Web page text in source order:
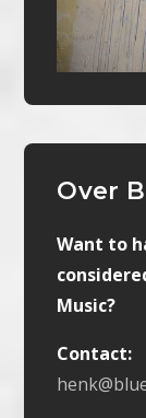
Over
Want to
Music?
Contact: